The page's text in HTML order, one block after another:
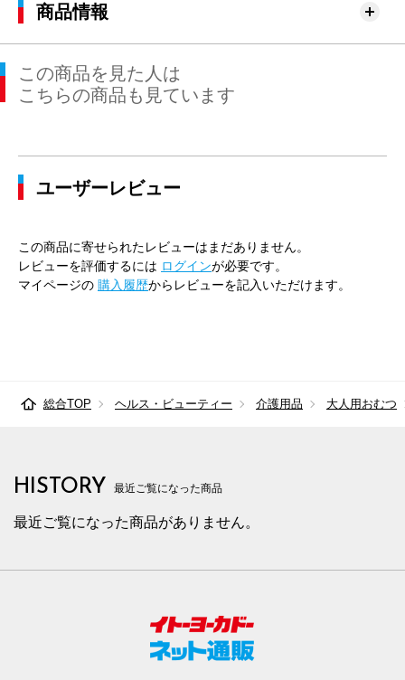
商品情報
この商品を見た人は
こちらの商品も見ています
ユーザーレビュー
この商品に寄せられたレビューはまだありません。
レビューを評価するには ログインが必要です。
マイページの 購入履歴からレビューを記入いただけます。
総合TOP ヘルス・ビューティー 介護用品 大人用おむつ
HISTORY 最近ご覧になった商品
最近ご覧になった商品がありません。